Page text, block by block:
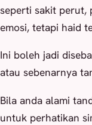
seperti sakit perut,
emosi, tetapi haid
Ini boleh jadi
atau sebenarnya
Bila anda alami
untuk perhatikan